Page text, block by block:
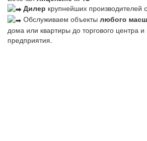
Дилер крупнейших производителей
Обслуживаем объекты любого
дома или квартиры до торгового центра
предприятия.